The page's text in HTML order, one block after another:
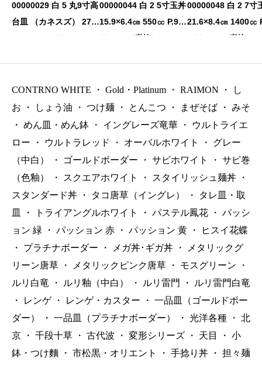
00000029 白 5 丸9寸高
台皿 （カネスズ） 27.7
×7.4㎝ P.93 ￥5300
00000044 白 2 5寸玉丼
15.9×6.4㎝ 550㏄ P.90
￥1650（税抜）
00000048 白 2 7寸
21.6×8.4㎝ 1400㏄
0 ￥3500（税抜）
CONTRNO WHITE ・ Gold・Platinum ・ RAIMON ・
し
お
・ しょう油 ・ つけ麺 ・ とんこつ ・ まぜそば ・ みそ
・ めん皿・めん鉢 ・ イングレーズ竜華 ・
ウルトライエ
ロー
・ ウルトラレッド ・ オーバルホワイト ・
グレー
（中白）
・ ゴールドボーダー ・ サビホワイト ・ サビ巻
（色釉）
・ スクエアホワイト ・ スタイリッシュ麺丼
・
スタンダード丼
・ タコ唐草（イングレ） ・
タレ皿・取
皿
・ トライアングルホワイト ・ パステル鳳花 ・ パッシ
ョン 緑
・ パッション 赤 ・ パッション 黄 ・
ヒスイ花蝶
・
プラチナボーダー ・ メガ丼･ギガ丼 ・
メタリックグ
リーン唐草
・ メタリックピンク唐草 ・ モスグリーン
・
ルリ白竜
・ ルリ釉（中白） ・ ルリ雷門 ・
ルリ雷門白竜
・
レンゲ ・ レンゲ・カスター ・ 一品皿（ゴールドボー
ダー）
・ 一品皿（プラチナボーダー） ・ 光洋各種 ・ 北
京
・ 千段十草 ・ 古代波 ・ 変形シリーズ ・ 天目 ・ 小
鉢・つけ麵
・ 市松黒・オリエント ・ 手捻り丼 ・ 担々麺